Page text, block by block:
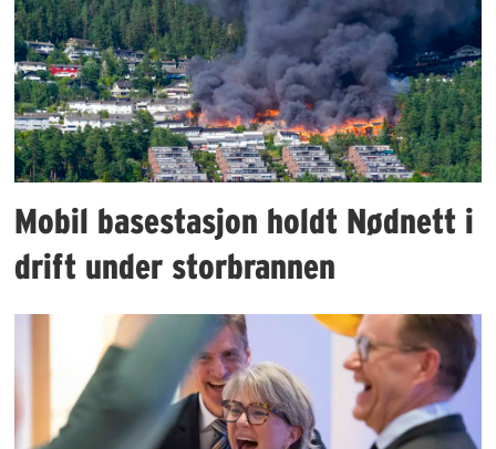
Mobil basestasjon holdt Nødnett i
drift under storbrannen